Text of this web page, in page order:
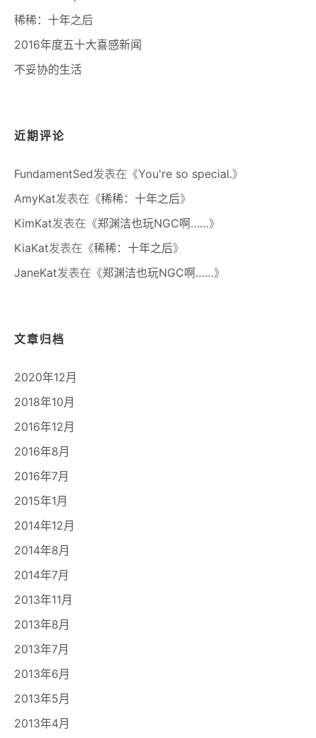
稀稀：十年之后
2016年度五十大喜感新闻
不妥协的生活
近期评论
FundamentSed发表在《You're so special.》
AmyKat发表在《稀稀：十年之后》
KimKat发表在《郑渊洁也玩NGC啊……》
KiaKat发表在《稀稀：十年之后》
JaneKat发表在《郑渊洁也玩NGC啊……》
文章归档
2020年12月
2018年10月
2016年12月
2016年8月
2016年7月
2015年1月
2014年12月
2014年8月
2014年7月
2013年11月
2013年8月
2013年7月
2013年6月
2013年5月
2013年4月